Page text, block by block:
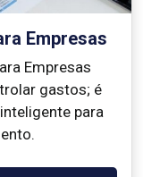
Empresas
Empresas
gastos; é
para